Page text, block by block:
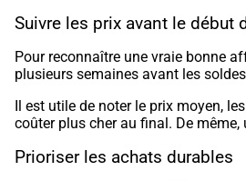
Suivre les prix avant le début
Pour reconnaître une vraie bonne
plusieurs semaines avant les
Il est utile de noter le prix moyen,
coûter plus cher au final. De même,
Prioriser les achats durables